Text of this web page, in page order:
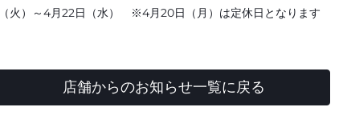
火）～4月22日（水） ※4月20日（月）は定休日となります
店舗からのお知らせ一覧に戻る